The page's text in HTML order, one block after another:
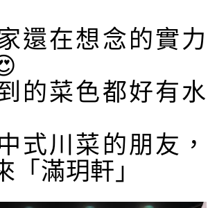
還在想念的實力
的菜色都好有水
式川菜的朋友，
「滿玥軒」